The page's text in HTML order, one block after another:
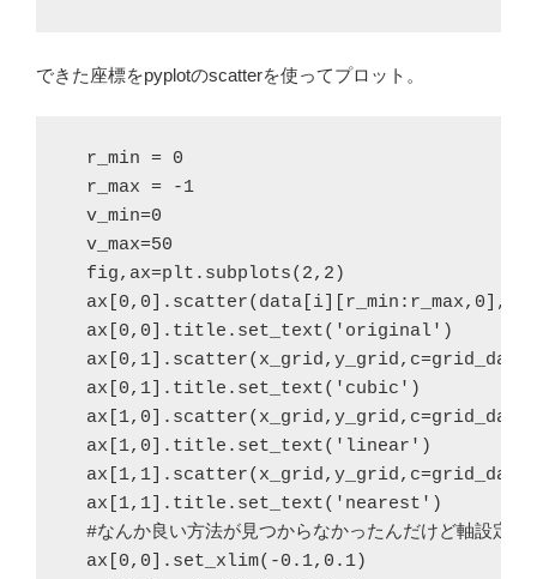
できた座標をpyplotのscatterを使ってプロット。
  r_max = -1
  v_min=0
  v_max=50
  fig,ax=plt.subplots(2,2)
  ax[0,0].title.set_text('original')
  ax[0,1].title.set_text('cubic')
  ax[1,0].title.set_text('linear')
  ax[1,1].title.set_text('nearest')
#なんか良い方法が見つからなかったんだけど軸設定は
  ax[0,0].set_xlim(-0.1,0.1)